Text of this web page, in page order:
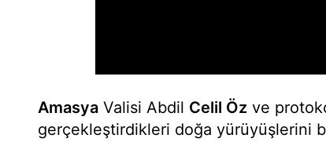
Amasya Valisi Abdil Celil Öz ve
gerçekleştirdikleri doğa yürüyüşlerini